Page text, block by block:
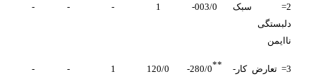
2= سبک
دلبستگی
ناایمن
003/0-
1
-
-
-
3= تعارض کار-
**
280/0-
120/0
1
-
-